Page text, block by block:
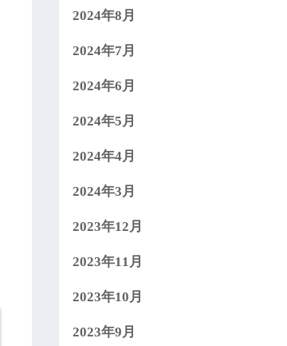
2024年8月
2024年7月
2024年6月
2024年5月
2024年4月
2024年3月
2023年12月
2023年11月
2023年10月
2023年9月